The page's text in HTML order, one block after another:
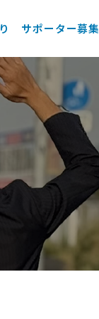
サポーター募集